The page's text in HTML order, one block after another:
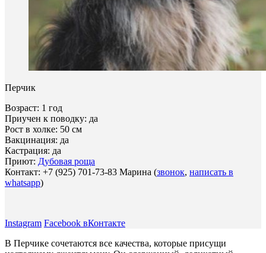
Перчик
Возраст: 1 год
Приучен к поводку: да
Рост в холке: 50 см
Вакцинация: да
Кастрация: да
Приют: Дубовая роща
Контакт: +7 (925) 701-73-83 Марина (звонок, написать в
whatsapp)
Instagram Facebook вКонтакте
В Перчике сочетаются все качества, которые присущи